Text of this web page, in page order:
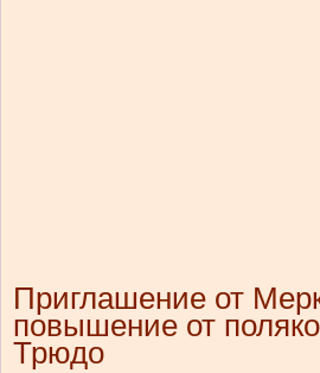
Приглашение от
повышение от
Трюдо